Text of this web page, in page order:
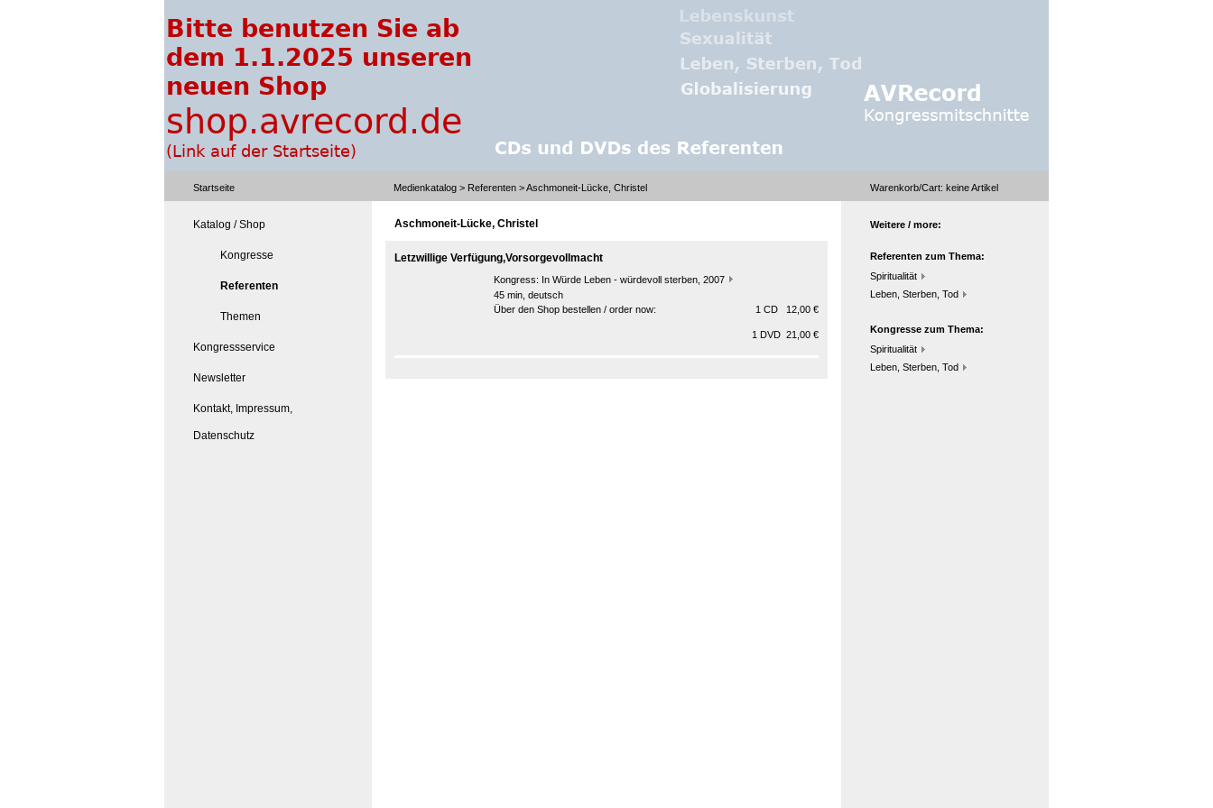
Startseite Medienkatalog > Referenten > Aschmoneit-Lücke, Christel Warenkorb/Cart: keineArtikel
Katalog / Shop
Kongresse
Referenten
Themen
Kongressservice
Newsletter
Kontakt, Impressum,
Datenschutz
Aschmoneit-Lücke, Christel
Letzwillige Verfügung,Vorsorgevollmacht
Kongress: In Würde Leben - würdevoll sterben, 2007
45 min, deutsch
Über den Shop bestellen / order now:
1 CD 12,00 €
1 DVD 21,00 €
Weitere / more:
Referenten zum Thema:
Spiritualität
Leben, Sterben, Tod
Kongresse zum Thema:
Spiritualität
Leben, Sterben, Tod